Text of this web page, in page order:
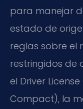
para manejar
estado de
reglas sobre el
restringidos de
el Driver
Compact), la